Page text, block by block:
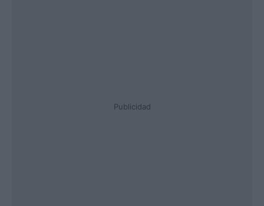
Publicidad